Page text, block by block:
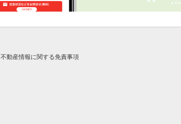
不動産情報に関する免責事項